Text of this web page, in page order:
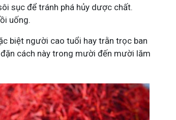
sục để tránh phá hủy dược chất.
uống.
biệt người cao tuổi hay trằn trọc ban
cách này trong mười đến mười lăm